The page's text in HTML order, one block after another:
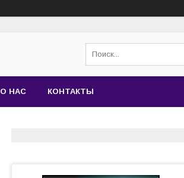
О НАС КОНТАКТЫ